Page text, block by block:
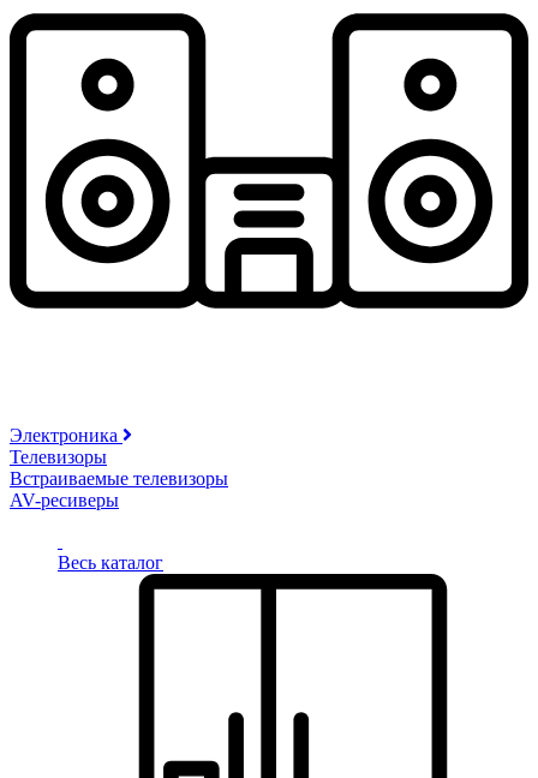
Электроника
Телевизоры
Встраиваемые телевизоры
AV-ресиверы
Весь каталог